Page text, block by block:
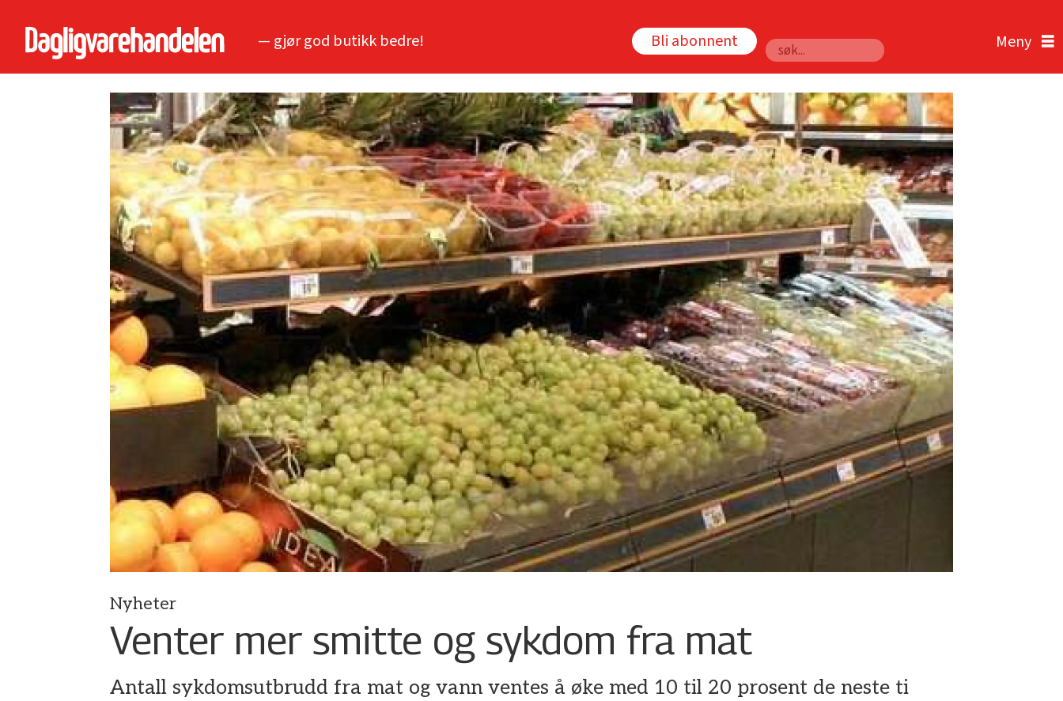
— gjør god butikk bedre! Bli abonnent
Søk
Nyheter
Venter mer smitte og sykdom fra mat
Antall sykdomsutbrudd fra mat og vann ventes å øke med 10 til 20 prosent de neste ti